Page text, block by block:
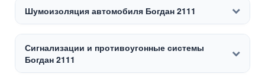
Шумоизоляция автомобиля Богдан 2111
Сигнализации и противоугонные системы
Богдан 2111